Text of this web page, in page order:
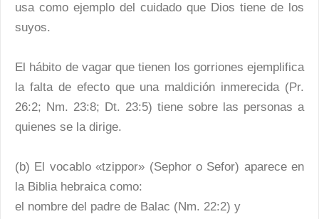
usa como ejemplo del cuidado que Dios tiene de los
suyos.
El hábito de vagar que tienen los gorriones ejemplifica
la falta de efecto que una maldición inmerecida (Pr.
26:2; Nm. 23:8; Dt. 23:5) tiene sobre las personas a
quienes se la dirige.
(b) El vocablo «tzippor» (Sephor o Sefor) aparece en
la Biblia hebraica como:
el nombre del padre de Balac (Nm. 22:2) y